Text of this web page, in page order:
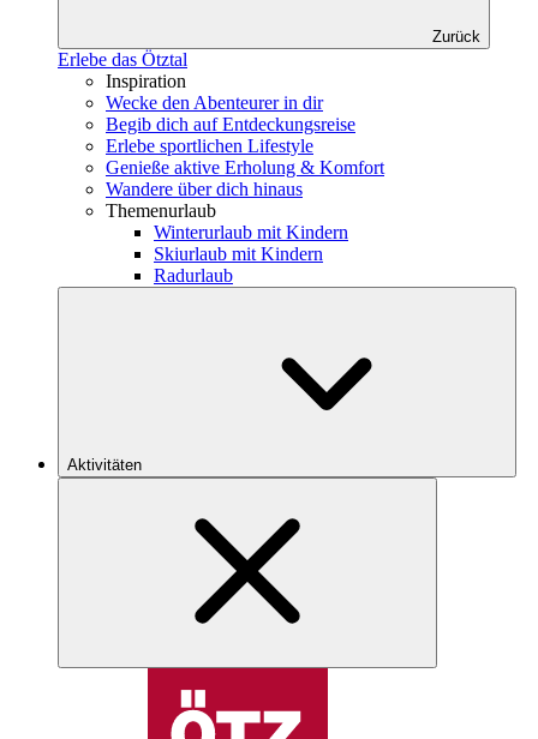
Zurück
Erlebe das Ötztal
Inspiration
Wecke den Abenteurer in dir
Begib dich auf Entdeckungsreise
Erlebe sportlichen Lifestyle
Genieße aktive Erholung & Komfort
Wandere über dich hinaus
Themenurlaub
Winterurlaub mit Kindern
Skiurlaub mit Kindern
Radurlaub
Aktivitäten